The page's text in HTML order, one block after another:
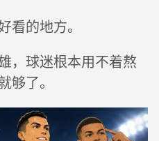
看的地方。
，球迷根本用不着熬
够了。